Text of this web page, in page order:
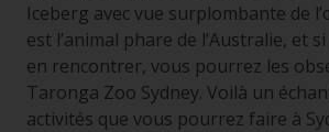
Iceberg avec vue surplombante de
est l’animal phare de l’Australie, et
en rencontrer, vous pourrez les
Taronga Zoo Sydney. Voilà un
activités que vous pourrez faire à